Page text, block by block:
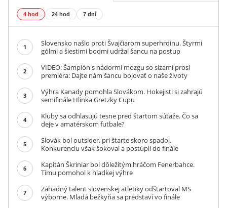
4 hod 24 hod 7 dní
1
Slovensko našlo proti Švajčiarom superhrdinu. Štyrmi
gólmi a šiestimi bodmi udržal šancu na postup
2
VIDEO: Šampión s nádormi mozgu so slzami prosí
premiéra: Dajte nám šancu bojovať o naše životy
3
Výhra Kanady pomohla Slovákom. Hokejisti si zahrajú
semifinále Hlinka Gretzky Cupu
4
Kluby sa odhlasujú tesne pred štartom súťaže. Čo sa
deje v amatérskom futbale?
5
Slovák bol outsider, pri štarte skoro spadol.
Konkurenciu však šokoval a postúpil do finále
6
Kapitán Škriniar bol dôležitým hráčom Fenerbahce.
Tímu pomohol k hladkej výhre
7
Záhadný talent slovenskej atletiky odštartoval MS
výborne. Mladá bežkyňa sa predstaví vo finále